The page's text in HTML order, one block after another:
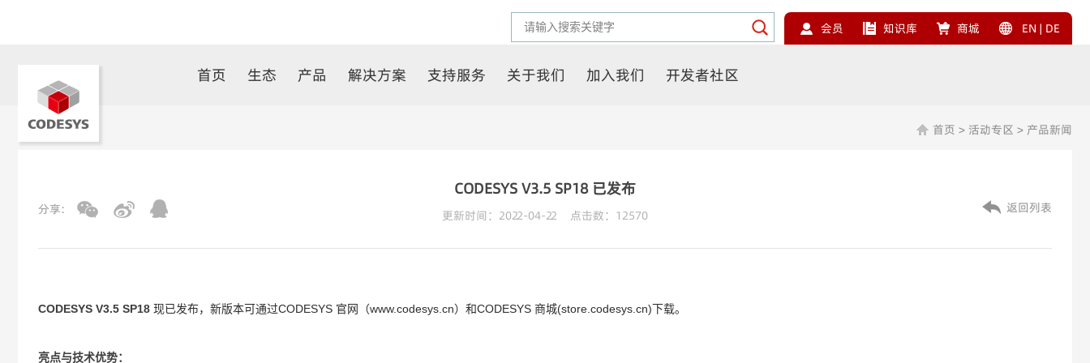
会员 知识库 商城 EN | DE
首页 生态 产品 解决方案 支持服务 关于我们 加入我们 开发者社区
首页 > 活动专区 > 产品新闻
返回列表
CODESYS V3.5 SP18 已发布
更新时间：2022-04-22 点击数： 12570
分享:
CODESYS V3.5 SP18 现已发布，新版本可通过CODESYS 官网（www.codesys.cn）和CODESYS 商城(store.codesys.cn)下载。
亮点与技术优势：